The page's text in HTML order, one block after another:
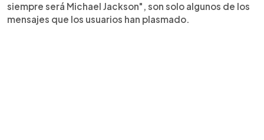
siempre será Michael Jackson", son solo algunos de los
mensajes que los usuarios han plasmado.